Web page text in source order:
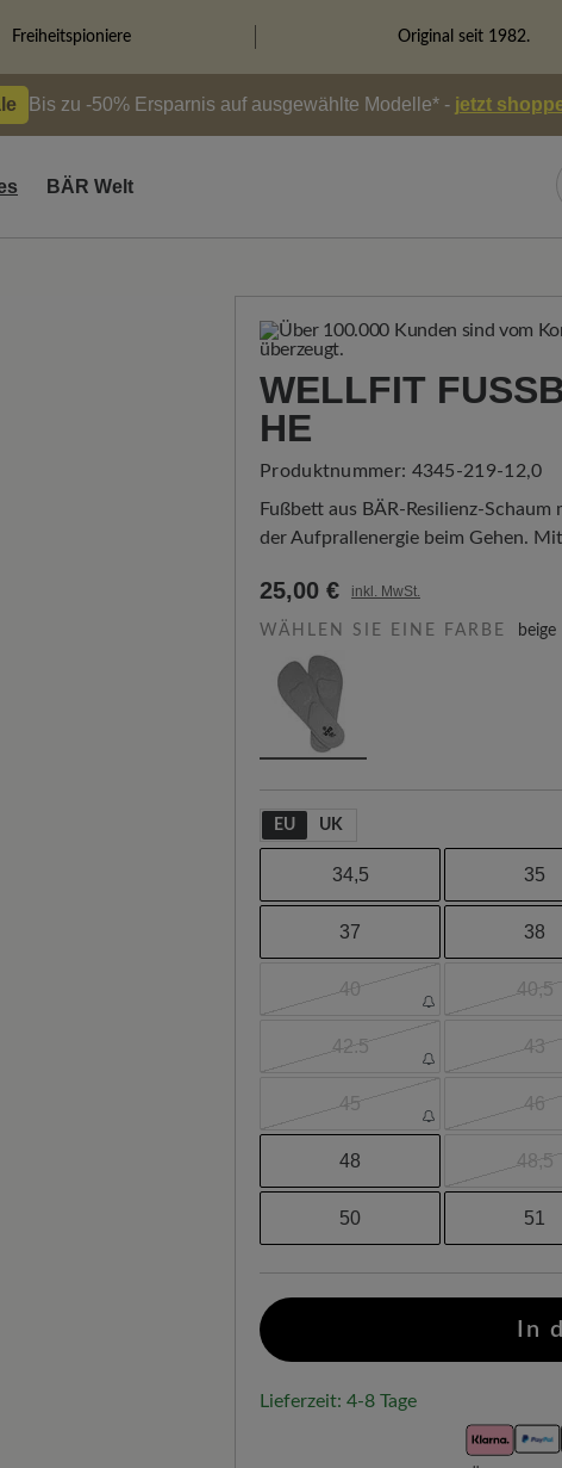
Freiheitspioniere Original seit 1982.
Bis zu -50% Ersparnis auf ausgewählte Modelle* - jetzt
BÄR Welt
WELLFIT
E
Produktnummer: 4345-219-12,0
Fußbett aus BÄR-Resilienz-
der Aufprallenergie beim Gehen.
25,00 € inkl. MwSt.
WÄHLEN SIE EINE FARBE beige
EU UK
34,5 35
37 38
40 40,5
42.5 43
45 46
48 48,5
50 51
In
Lieferzeit: 4-8 Tage